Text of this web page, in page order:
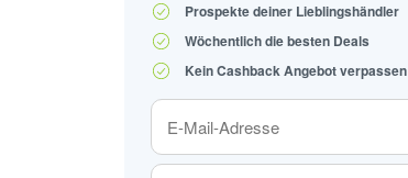
Prospekte deiner Lieblingshändler
Wöchentlich die besten Deals
Kein Cashback Angebot verpassen